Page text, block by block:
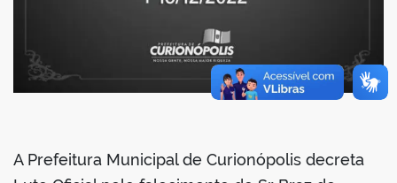
A Prefeitura Municipal de Curionópolis decreta